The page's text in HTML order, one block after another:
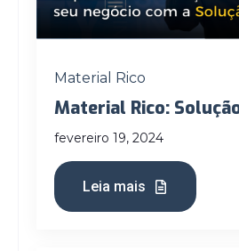
Material Rico
Material Rico:
fevereiro 19, 2024
Leia mais